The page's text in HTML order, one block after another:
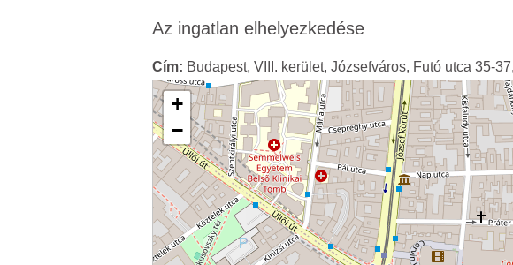
Az ingatlan elhelyezkedése
Cím: Budapest, VIII. kerület, Józsefváros, Futó utca 35-
+
−